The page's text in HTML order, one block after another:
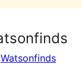
Watsonfinds